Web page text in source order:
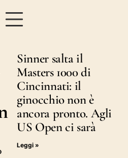
Sinner salta il
Masters 1000 di
Cincinnati: il
ginocchio non è
ancora pronto. Agli
US Open ci sarà
Leggi »